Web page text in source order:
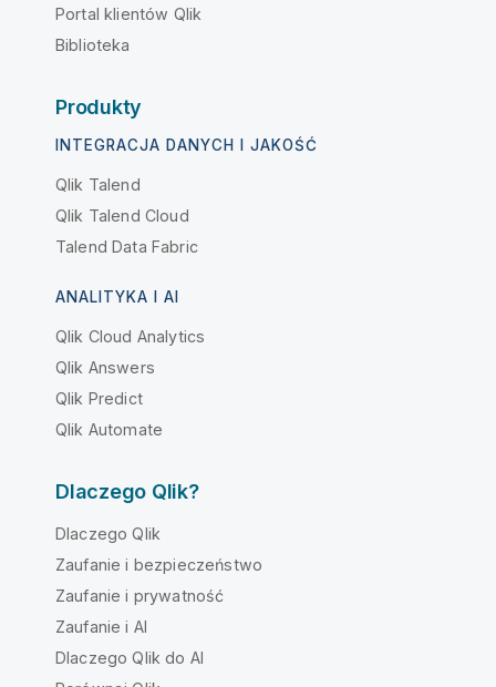
Portal klientów Qlik
Biblioteka
Produkty
INTEGRACJA DANYCH I JAKOŚĆ
Qlik Talend
Qlik Talend Cloud
Talend Data Fabric
ANALITYKA I AI
Qlik Cloud Analytics
Qlik Answers
Qlik Predict
Qlik Automate
Dlaczego Qlik?
Dlaczego Qlik
Zaufanie i bezpieczeństwo
Zaufanie i prywatność
Zaufanie i AI
Dlaczego Qlik do AI